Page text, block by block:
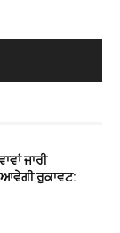
ਜਾਰੀ
ਆਵੇਗੀ ਰੁਕਾਵਟ: